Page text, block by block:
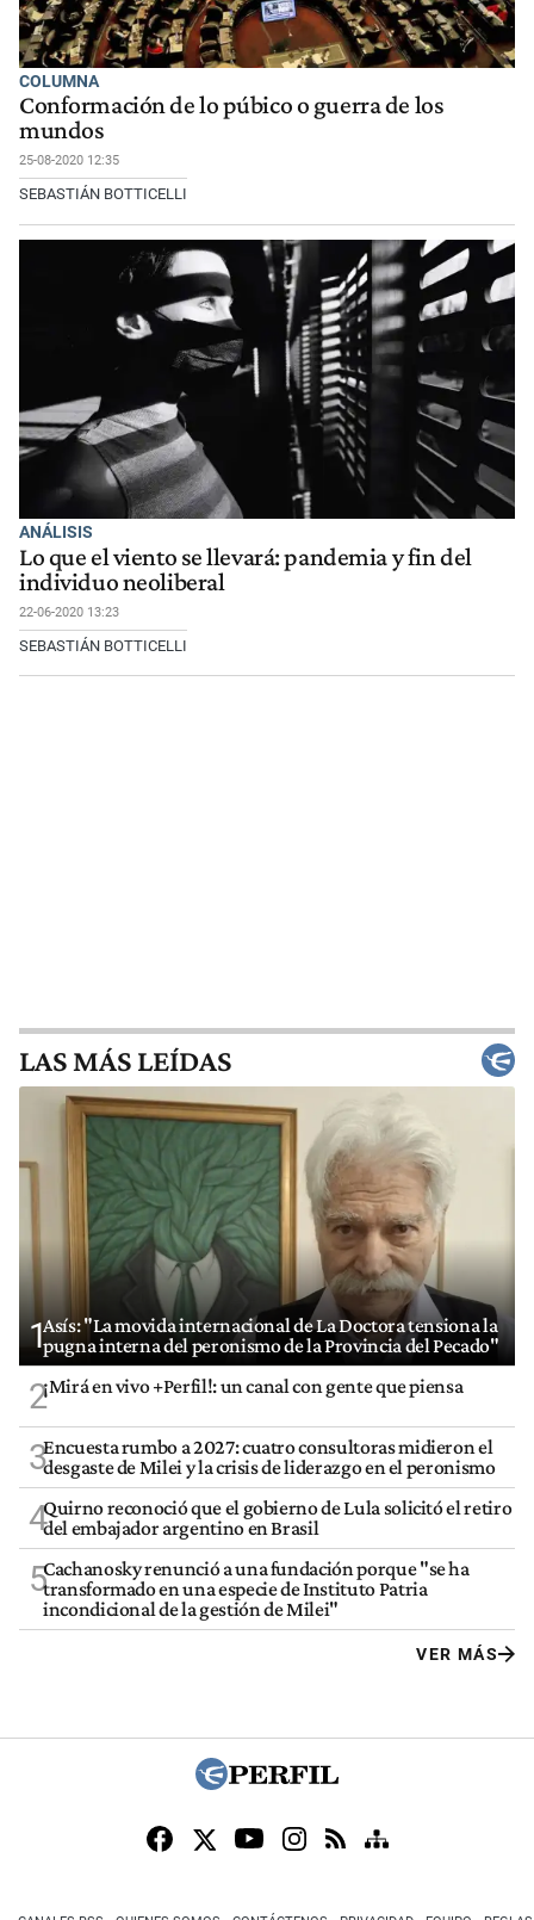
COLUMNA
Conformación de lo púbico o guerra de los
mundos
25-08-2020 12:35
SEBASTIÁN BOTTICELLI
ANÁLISIS
Lo que el viento se llevará: pandemia y fin del
individuo neoliberal
22-06-2020 13:23
SEBASTIÁN BOTTICELLI
LAS MÁS LEÍDAS
1Asís: "La movida internacional de La Doctora tensiona la
pugna interna del peronismo de la Provincia del Pecado"
2¡Mirá en vivo +Perfil!: un canal con gente que piensa
3Encuesta rumbo a 2027: cuatro consultoras midieron el
desgaste de Milei y la crisis de liderazgo en el peronismo
4Quirno reconoció que el gobierno de Lula solicitó el retiro
del embajador argentino en Brasil
5Cachanosky renunció a una fundación porque "se ha
transformado en una especie de Instituto Patria
incondicional de la gestión de Milei"
VER MÁS